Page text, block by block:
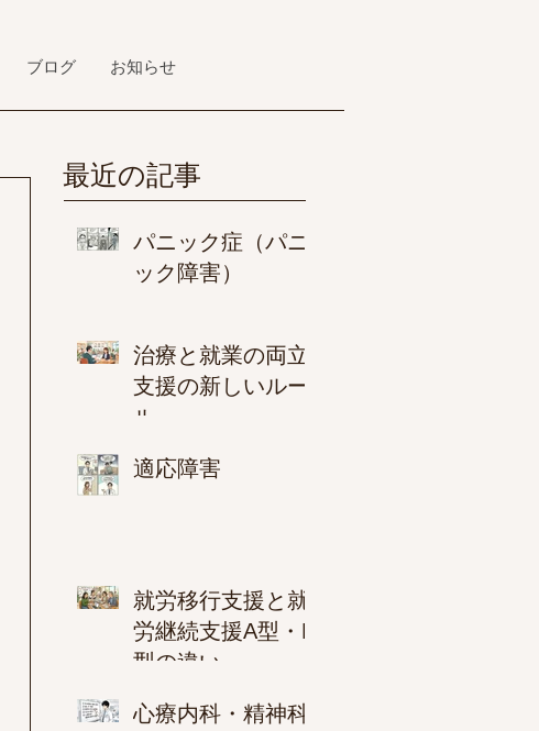
ブログ お知らせ
最近の記事
パニック症（パニ
ック障害）
治療と就業の両立
支援の新しいルー
ル
適応障害
就労移行支援と就
労継続支援A型・B
型の違い
心療内科・精神科